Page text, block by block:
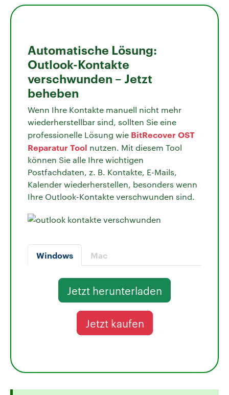
Automatische Lösung:
Outlook-Kontakte
verschwunden – Jetzt
beheben
Wenn Ihre Kontakte manuell nicht mehr
wiederherstellbar sind, sollten Sie eine
professionelle Lösung wie BitRecover OST
Reparatur Tool nutzen. Mit diesem Tool
können Sie alle Ihre wichtigen
Postfachdaten, z. B. Kontakte, E-Mails,
Kalender wiederherstellen, besonders wenn
Ihre Outlook-Kontakte verschwunden sind.
Windows Mac
Jetzt herunterladen
Jetzt kaufen